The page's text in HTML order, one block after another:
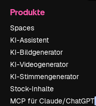
Produkte
Spaces
KI-Assistent
KI-Bildgenerator
KI-Videogenerator
KI-Stimmengenerator
Stock-Inhalte
MCP für Claude/ChatGPT